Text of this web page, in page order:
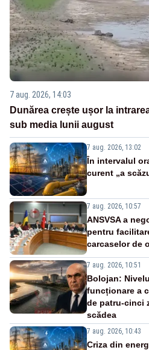
7 aug. 2026, 14:03
Dunărea crește ușor la
sub media lunii august
7 aug. 2026, 13:02
În intervalul
curent „a
7 aug. 2026, 10:57
ANSVSA a
pentru
carcaselor de
7 aug. 2026, 10:51
Bolojan:
funcționare a
de patru-cinci
scădea
7 aug. 2026, 10:43
Criza din